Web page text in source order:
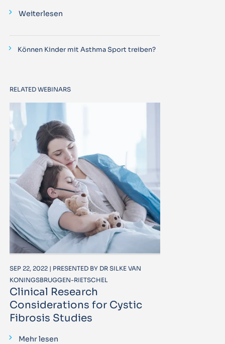
Weiterlesen
Können Kinder mit Asthma Sport treiben?
RELATED WEBINARS
SEP 22, 2022 | PRESENTED BY DR SILKE VAN
KONINGSBRUGGEN-RIETSCHEL
Clinical Research
Considerations for Cystic
Fibrosis Studies
Mehr lesen